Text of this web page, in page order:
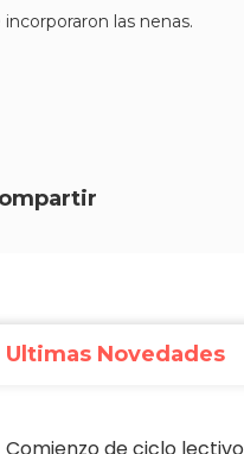
incorporaron las nenas.
Ultimas Novedades